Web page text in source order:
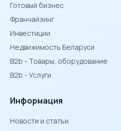
Готовый бизнес
Франчайзинг
Инвестиции
Недвижимость Беларуси
B2b - Товары, оборудование
B2b - Услуги
Информация
Новости и статьи